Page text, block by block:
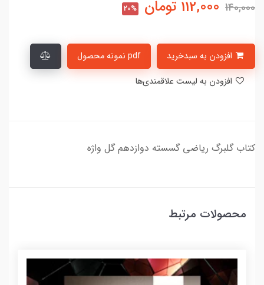
140,000
112,000 تومان 20%
pdf نمونه محصول
کتاب گلبرگ ریاضی گسسته دوازدهم گل واژه
محصولات مرتبط